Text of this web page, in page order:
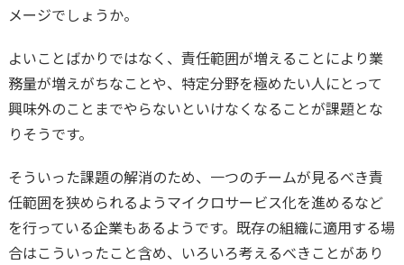
メージでしょうか。
よいことばかりではなく、責任範囲が増えることにより業
務量が増えがちなことや、特定分野を極めたい人にとって
興味外のことまでやらないといけなくなることが課題とな
りそうです。
そういった課題の解消のため、一つのチームが見るべき責
任範囲を狭められるようマイクロサービス化を進めるなど
を行っている企業もあるようです。既存の組織に適用する場
合はこういったこと含め、いろいろ考えるべきことがあり